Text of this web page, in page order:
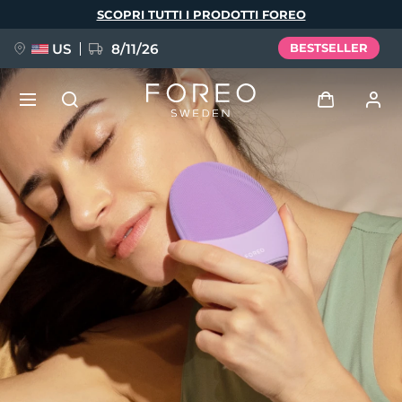
SCOPRI TUTTI I PRODOTTI FOREO
US 8/11/26 BESTSELLER
Profilo utente
I miei dispositivi
I miei ordini
I miei indirizzi
I miei abbonamenti
NUOVO
FAQ™ Pure Beauty-Tech Elixir
BREAKING NEWS
issa™ Teeth Whitening Set
Lingua
English Deutsch
Español
Français
Italiano
Português
Svenska
Русский
Türkçe
简体中文 繁體中文